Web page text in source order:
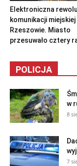
Elektroniczna
komunikacji miejskiej
Rzeszowie. Miasto
przesuwało cztery
POLICJA
w
8
7